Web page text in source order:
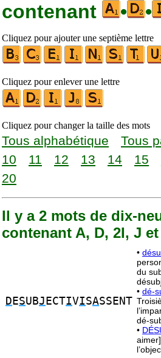
contenant
• •
Cliquez pour ajouter une septième lettre
Cliquez pour enlever une lettre
Cliquez pour changer la taille des mots
Tous alphabétique Tous
10
11 12 13 14 15
20
Il y a 2 mots de dix-
contenant A, D, 2I, J et
D ESUBJ ECTIVISASSENT
•
du
• dé-
dé-
•